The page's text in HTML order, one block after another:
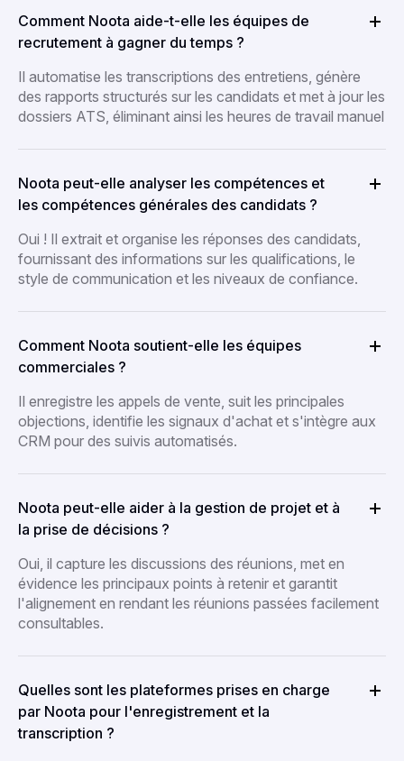
Comment Noota aide-t-elle les équipes de
recrutement à gagner du temps ?
Il automatise les transcriptions des entretiens, génère
des rapports structurés sur les candidats et met à jour les
dossiers ATS, éliminant ainsi les heures de travail manuel
Noota peut-elle analyser les compétences et
les compétences générales des candidats ?
Oui ! Il extrait et organise les réponses des candidats,
fournissant des informations sur les qualifications, le
style de communication et les niveaux de confiance.
Comment Noota soutient-elle les équipes
commerciales ?
Il enregistre les appels de vente, suit les principales
objections, identifie les signaux d'achat et s'intègre aux
CRM pour des suivis automatisés.
Noota peut-elle aider à la gestion de projet et à
la prise de décisions ?
Oui, il capture les discussions des réunions, met en
évidence les principaux points à retenir et garantit
l'alignement en rendant les réunions passées facilement
consultables.
Quelles sont les plateformes prises en charge
par Noota pour l'enregistrement et la
transcription ?